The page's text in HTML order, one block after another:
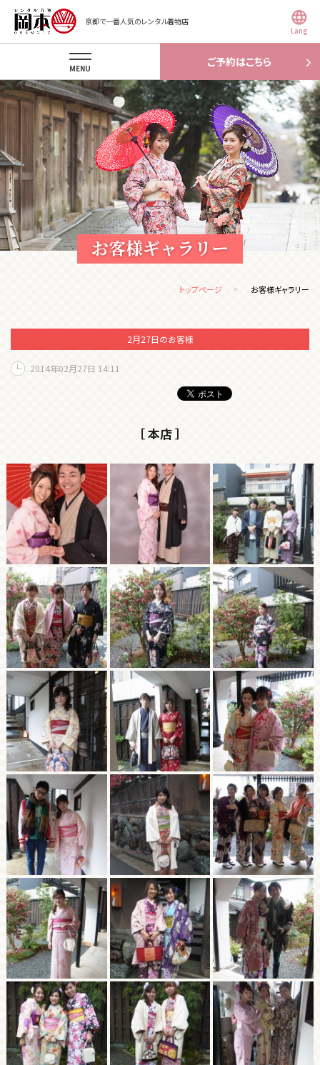
京都で一番人気のレンタル着物店
Lang
ご予約はこちら
MENU
お客様ギャラリー
トップページ お客様ギャラリー
2月27日のお客様
2014年02月27日 14:11
［ 本店 ］